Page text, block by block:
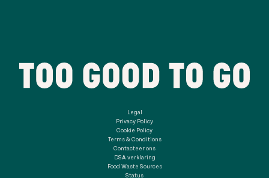
Legal
Privacy Policy
Cookie Policy
Terms & Conditions
Contacteer ons
DSA verklaring
Food Waste Sources
Status